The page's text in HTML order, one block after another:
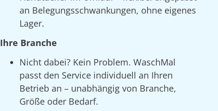
an Belegungsschwankungen, ohne eigenes
Lager.
Ihre Branche
Nicht dabei? Kein Problem. WaschMal
passt den Service individuell an Ihren
Betrieb an – unabhängig von Branche,
Größe oder Bedarf.